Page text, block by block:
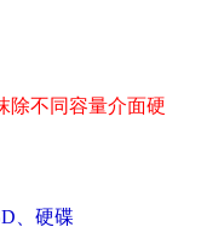
除不同容量介面硬
、硬碟